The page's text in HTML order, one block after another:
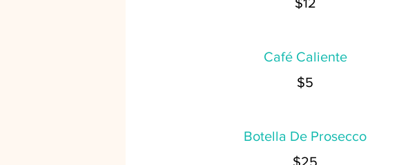
Café Caliente
$5
Botella De Prosecco
$25